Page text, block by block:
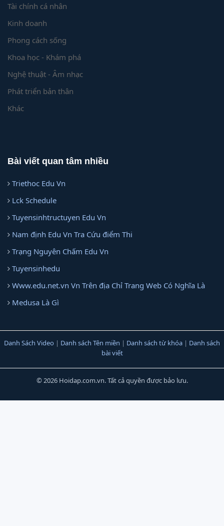
Tài chính cá nhân
Kinh doanh
Phong cách sống
Khoa học - Khám phá
Nghệ thuật - Âm nhạc
Phát triển bản thân
Khác
Bài viết quan tâm nhiều
Triethoc Edu Vn
Lck Schedule
Tuyensinhtructuyen Edu Vn
Nam định Edu Vn Tra Cứu điểm Thi
Trạng Nguyên Chấm Edu Vn
Tuyensinhedu
Www.edu.net.vn Vn Trên địa Chỉ Trang Web Có Nghĩa Là
Medusa Là Gì
Danh Sách Video | Danh sách Tên miền | Danh sách từ khóa | Danh sách
bài viết
© 2026 Hoidap.com.vn. Tất cả quyền được bảo lưu.